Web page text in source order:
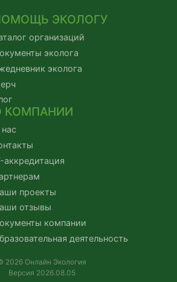
ЭКОЛОГУ
организаций
эколога
эколога
КОМПАНИИ
аккредитация
проекты
отзывы
компании
деятельность
2026 Онлайн Экология
Версия 2026.08.05